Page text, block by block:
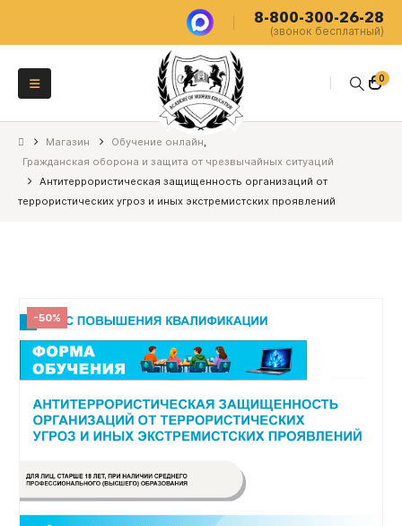
8-800-300-26-28
(звонок бесплатный)
0
Магазин Обучение онлайн,
Гражданская оборона и защита от чрезвычайных ситуаций
Антитеррористическая защищенность организаций от
террористических угроз и иных экстремистских проявлений
-50%